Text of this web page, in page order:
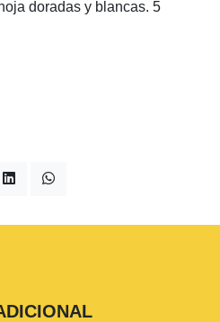
doradas y blancas. 5